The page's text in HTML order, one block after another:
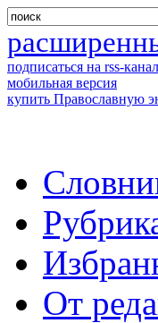
подписаться на rss-канал
мобильная версия
купить Православную
От